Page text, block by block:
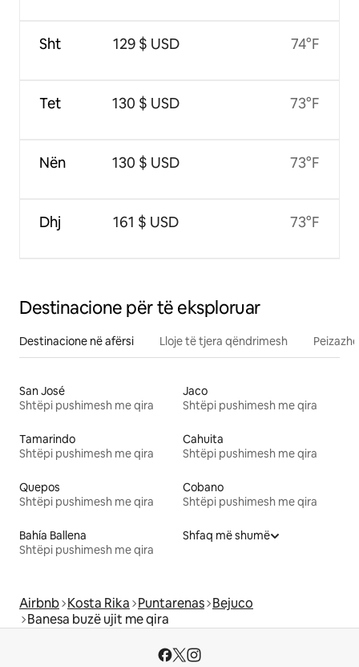
Sht
Tet
Nën
Dhj
129 $ USD
130 $ USD
130 $ USD
161 $ USD
74°F
73°F
73°F
73°F
Destinacione për të eksploruar
Destinacione në afërsi Lloje të tjera qëndrimesh
San José
Shtëpi pushimesh me qira
Jaco
Shtëpi pushimesh me qira
Tamarindo
Shtëpi pushimesh me qira
Cahuita
Shtëpi pushimesh me qira
Quepos
Shtëpi pushimesh me qira
Cobano
Shtëpi pushimesh me qira
Bahía Ballena
Shtëpi pushimesh me qira
Shfaq më shumë
Airbnb Kosta Rika Puntarenas Bejuco
Banesa buzë ujit me qira